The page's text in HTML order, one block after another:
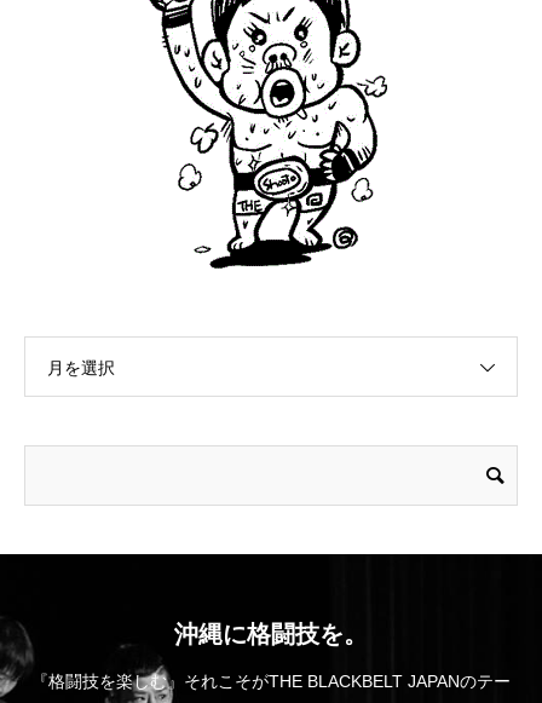
月を選択
沖縄に格闘技を。
『格闘技を楽しむ』それこそがTHE BLACKBELT JAPANのテー